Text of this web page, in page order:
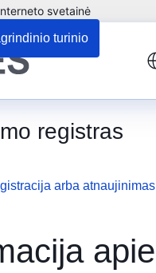
turinio
svetainė
registras
arba atnaujinimas
apie